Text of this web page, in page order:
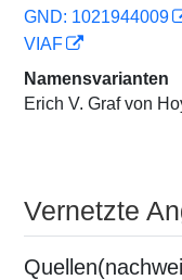
GND: 1021944009
VIAF
Namensvarianten
Erich V. Graf von
Vernetzte